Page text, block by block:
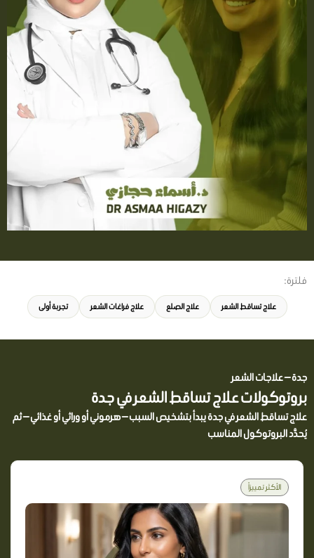
فلترة:
علاج تساقط الشعر علاج الصلع علاج فراغات الشعر تجربة أولى
جدة — علاجات الشعر
بروتوكولات علاج تساقط الشعر في جدة
علاج تساقط الشعر في جدة يبدأ بتشخيص السبب — هرموني أو وراثي أو غذائي — ثم
يُحدَّد البروتوكول المناسب
الأكثر تمييزاً